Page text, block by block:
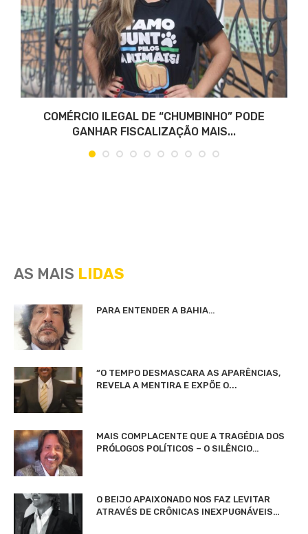
COMÉRCIO ILEGAL DE “CHUMBINHO” PODE
GANHAR FISCALIZAÇÃO MAIS...
AS MAIS LIDAS
PARA ENTENDER A BAHIA…
“O TEMPO DESMASCARA AS APARÊNCIAS,
REVELA A MENTIRA E EXPÕE O...
MAIS COMPLACENTE QUE A TRAGÉDIA DOS
PRÓLOGOS POLÍTICOS – O SILÊNCIO…
O BEIJO APAIXONADO NOS FAZ LEVITAR
ATRAVÉS DE CRÔNICAS INEXPUGNÁVEIS…